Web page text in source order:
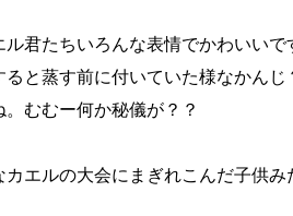
君たちいろんな表情でかわいいで
と蒸す前に付いていた様なかんじ
むむー何か秘儀が？？
エルの大会にまぎれこんだ子供